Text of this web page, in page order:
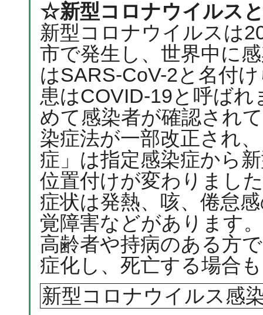
☆新型コロナウイルス
新型コロナウイルスは
市で発生し、世界中に
はSARS-CoV-2と名付
患はCOVID-19と呼ば
めて感染者が確認され
染症法が一部改正され
症」は指定感染症から
位置付けが変わりまし
症状は発熱、咳、倦怠
覚障害などがあります
高齢者や持病のある方
症化し、死亡する場合
新型コロナウイルス感